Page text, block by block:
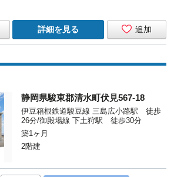
追加
詳細を見る
静岡県駿東郡清水町伏見567-18
伊豆箱根鉄道駿豆線 三島広小路駅 徒歩
26分/御殿場線 下土狩駅 徒歩30分
築1ヶ月
2階建